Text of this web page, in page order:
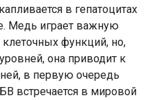
в гепатоцитах
Медь играет важную
функций, но,
она приводит к
в первую очередь
встречается в мировой